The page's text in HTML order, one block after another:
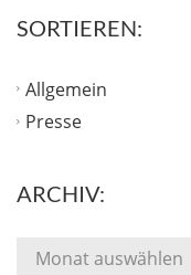
SORTIEREN:
Allgemein
Presse
ARCHIV: